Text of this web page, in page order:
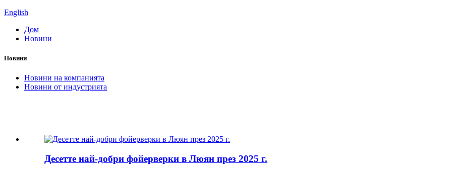
English
Дом
Новини
Новини
Новини на компанията
Новини от индустрията
Десетте най-добри фойерверки в Люян през 2025 г.